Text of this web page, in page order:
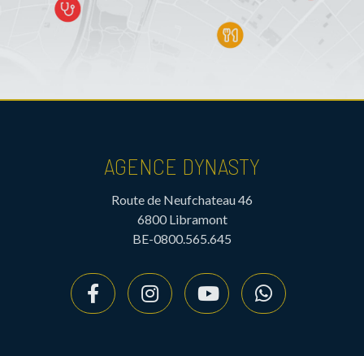
AGENCE DYNASTY
Route de Neufchateau 46
6800 Libramont
BE-0800.565.645